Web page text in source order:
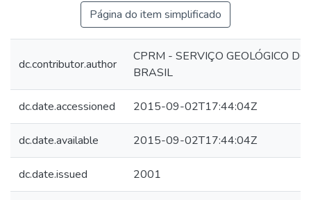
Página do item simplificado
dc.contributor.author
CPRM - SERVIÇO GEOLÓGICO DO
BRASIL
dc.date.accessioned 2015-09-02T17:44:04Z
dc.date.available 2015-09-02T17:44:04Z
dc.date.issued 2001